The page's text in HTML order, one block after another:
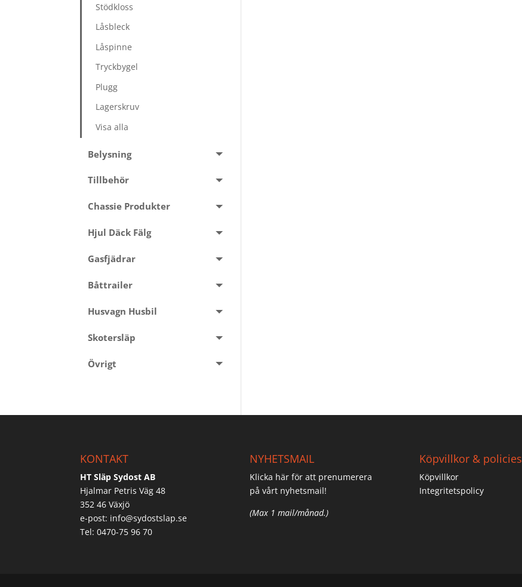
Stödkloss
Låsbleck
Låspinne
Tryckbygel
Plugg
Lagerskruv
Visa alla
Belysning
Tillbehör
Chassie Produkter
Hjul Däck Fälg
Gasfjädrar
Båttrailer
Husvagn Husbil
Skotersläp
Övrigt
KONTAKT
HT Släp Sydost AB
Hjalmar Petris Väg 48
352 46 Växjö
e-post: info@sydostslap.se
Tel: 0470-75 96 70
NYHETSMAIL
Klicka här för att prenumerera
på vårt nyhetsmail!
(Max 1 mail/månad.)
Köpvillkor & policies
Köpvillkor
Integritetspolicy